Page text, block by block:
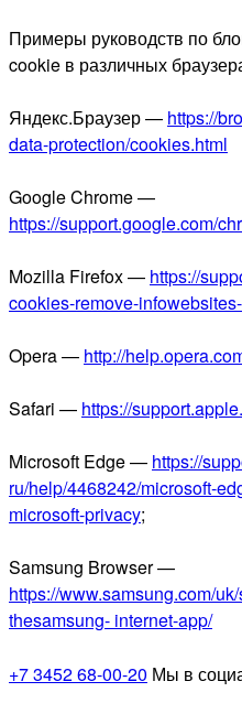
Примеры руководств по
cookie в различных
Яндекс.Браузер — https://
data-protection/cookies.html
Google Chrome —
https://support.google.com/
Mozilla Firefox — https://
cookies-remove-
Opera — http://
Safari — https://
Microsoft Edge — https://
ru/help/4468242/microsoft-
microsoft-privacy;
Samsung Browser —
https://www.samsung.com/
thesamsung- internet-app/
+7 3452 68-00-20 Мы в